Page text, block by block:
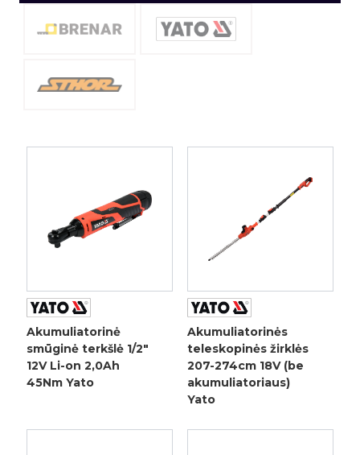
Akumuliatorinė
smūginė terkšlė 1/2"
12V Li-on 2,0Ah
45Nm Yato
Akumuliatorinės
teleskopinės žirklės
207-274cm 18V (be
akumuliatoriaus)
Yato